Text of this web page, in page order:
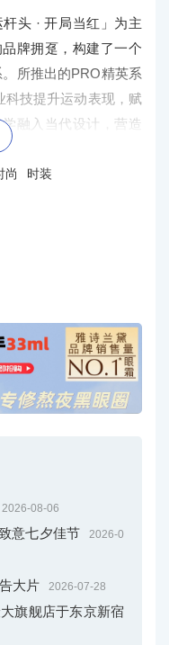
头 · 开局当红」为主
牌拥趸，构建了一个
。所推出的PRO精英系
科技提升运动表现，赋
融入当代设计，营造
尚 时装
2026-08-06
意七夕佳节 2026-0
大片 2026-07-28
旗舰店于东京新宿